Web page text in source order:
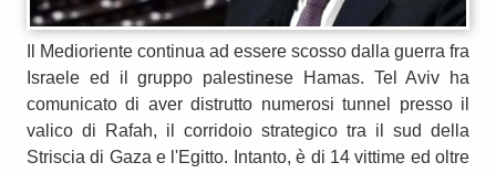
Il Medioriente continua ad essere scosso dalla guerra fra
Israele ed il gruppo palestinese Hamas. Tel Aviv ha
comunicato di aver distrutto numerosi tunnel presso il
valico di Rafah, il corridoio strategico tra il sud della
Striscia di Gaza e l'Egitto. Intanto, è di 14 vittime ed oltre